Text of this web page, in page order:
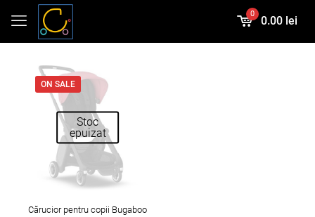
0
0.00 lei
ON SALE
Stoc
epuizat
Cărucior pentru copii Bugaboo